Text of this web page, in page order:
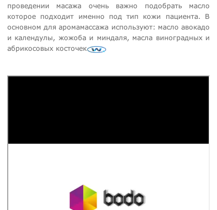
проведении масажа очень важно подобрать масло
которое подходит именно под тип кожи пациента. В
основном для аромамассажа используют: масло авокадо
и календулы, жожоба и миндаля, масла виноградных и
абрикосовых косточек